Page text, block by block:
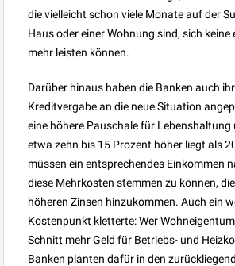
die vielleicht schon viele Monate auf der
Haus oder einer Wohnung sind, sich keine
mehr leisten können.
Darüber hinaus haben die Banken auch
Kreditvergabe an die neue Situation
eine höhere Pauschale für Lebenshaltung
etwa zehn bis 15 Prozent höher liegt als
müssen ein entsprechendes Einkommen
diese Mehrkosten stemmen zu können,
höheren Zinsen hinzukommen. Auch ein
Kostenpunkt kletterte: Wer
Schnitt mehr Geld für Betriebs- und
Banken planten dafür in den